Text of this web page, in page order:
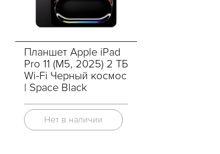
Планшет Apple iPad
Pro 11 (M5, 2025) 2 ТБ
Wi-Fi Черный космос
| Space Black
Нет в наличии